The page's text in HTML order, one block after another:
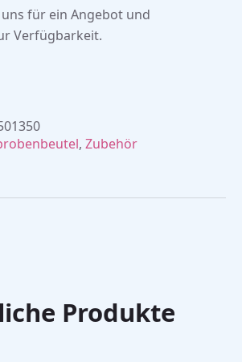
für ein Angebot und
Verfügbarkeit.
, Zubehör
Produkte